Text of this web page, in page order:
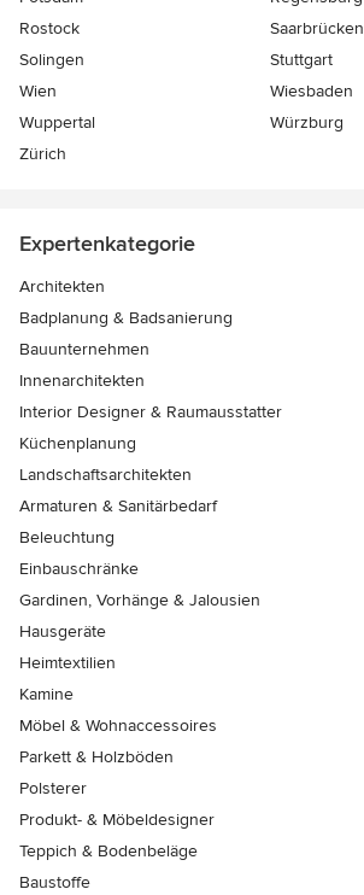
Rostock
Saarbrücken
Solingen
Stuttgart
Wien
Wiesbaden
Wuppertal
Würzburg
Zürich
Expertenkategorie
Architekten
Badplanung & Badsanierung
Bauunternehmen
Innenarchitekten
Interior Designer & Raumausstatter
Küchenplanung
Landschaftsarchitekten
Armaturen & Sanitärbedarf
Beleuchtung
Einbauschränke
Gardinen, Vorhänge & Jalousien
Hausgeräte
Heimtextilien
Kamine
Möbel & Wohnaccessoires
Parkett & Holzböden
Polsterer
Produkt- & Möbeldesigner
Teppich & Bodenbeläge
Baustoffe